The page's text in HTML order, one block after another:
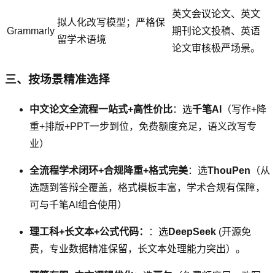
Grammarly
拟人化改写模型；严格保
留学术语境
英文会议论文、英文
期刊论文投稿、英语
论文审核极严场景。
三、按场景精准选择
中文论文全流程一站式+高性价比：选千笔AI
（写作+降
重+排版+PPT一步到位，免费额度充足，语义改写专
业）
全流程学术闭环+合规降重+格式完美：选ThouPen （从
选题到答辩全覆盖，格式模板丰富，学术合规有保障，
可与千笔AI组合使用）
理工科+长文本+公式代码： ：选DeepSeek (开源免
费，专业数据精准保留，长文本处理能力突出）。